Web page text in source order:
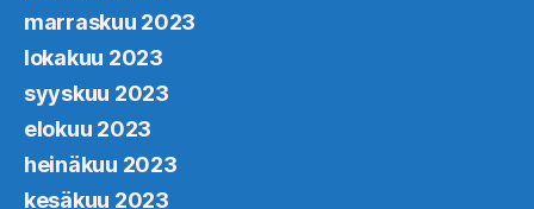
marraskuu 2023
lokakuu 2023
syyskuu 2023
elokuu 2023
heinäkuu 2023
kesäkuu 2023